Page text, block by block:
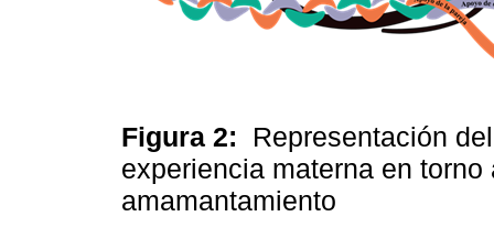
Figura 2: Representación
experiencia materna en
amamantamiento